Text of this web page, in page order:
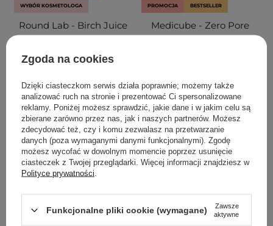
WYBÓR KOSMETOLOGA
Round Lab - Birch Juice
Moisturizing Sun Cream
SPF50+ PA++++ - Krem
Przeciwsłoneczny - 50ml
306
79,00 zł
51,40 zł
DODAJ DO KOSZYKA
PROMOCJA BESTSELLER
Medicube - Zero Pore
Pad 2.0 - Złuszczające
103
89,90 zł
71,90 zł
DODAJ DO KOSZYKA
Zgoda na cookies
Dzięki ciasteczkom serwis działa poprawnie; możemy także
analizować ruch na stronie i prezentować Ci spersonalizowane
reklamy. Poniżej możesz sprawdzić, jakie dane i w jakim celu są
zbierane zarówno przez nas, jak i naszych partnerów. Możesz
zdecydować też, czy i komu zezwalasz na przetwarzanie
danych (poza wymaganymi danymi funkcjonalnymi). Zgodę
możesz wycofać w dowolnym momencie poprzez usunięcie
ciasteczek z Twojej przeglądarki. Więcej informacji znajdziesz w
Polityce prywatności
Funkcjonalne pliki cookie (wymagane)
Zawsze
aktywne